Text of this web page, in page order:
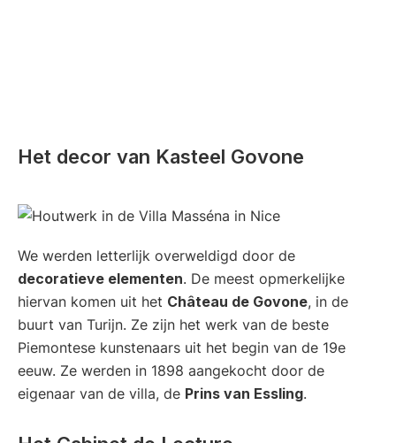
Het decor van Kasteel Govone
We werden letterlijk overweldigd door de
decoratieve elementen. De meest opmerkelijke
hiervan komen uit het Château de Govone, in de
buurt van Turijn. Ze zijn het werk van de beste
Piemontese kunstenaars uit het begin van de 19e
eeuw. Ze werden in 1898 aangekocht door de
eigenaar van de villa, de Prins van Essling.